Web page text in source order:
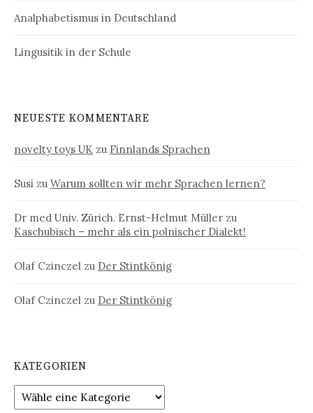
Analphabetismus in Deutschland
Lingusitik in der Schule
NEUESTE KOMMENTARE
novelty toys UK zu Finnlands Sprachen
Susi zu Warum sollten wir mehr Sprachen lernen?
Dr med Univ. Zürich. Ernst-Helmut Müller zu
Kaschubisch – mehr als ein polnischer Dialekt!
Olaf Czinczel zu Der Stintkönig
Olaf Czinczel zu Der Stintkönig
KATEGORIEN